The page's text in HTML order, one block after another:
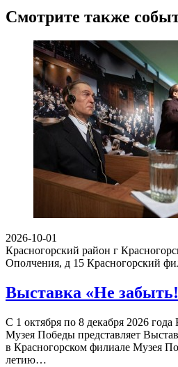
Смотрите также
2026-10-01
Красногорский район г
Ополчения, д 15 Красногорский
Выставка «Не
С 1 октября по 8 декабря 2026
Музея Победы представляет
в Красногорском филиале Музея
летию…